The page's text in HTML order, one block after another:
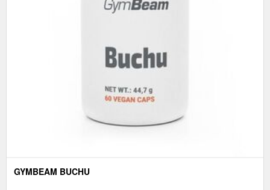
GYMBEAM BUCHU